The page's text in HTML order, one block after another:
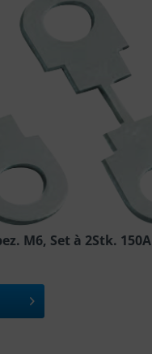
M6, Set à 2Stk. 150A